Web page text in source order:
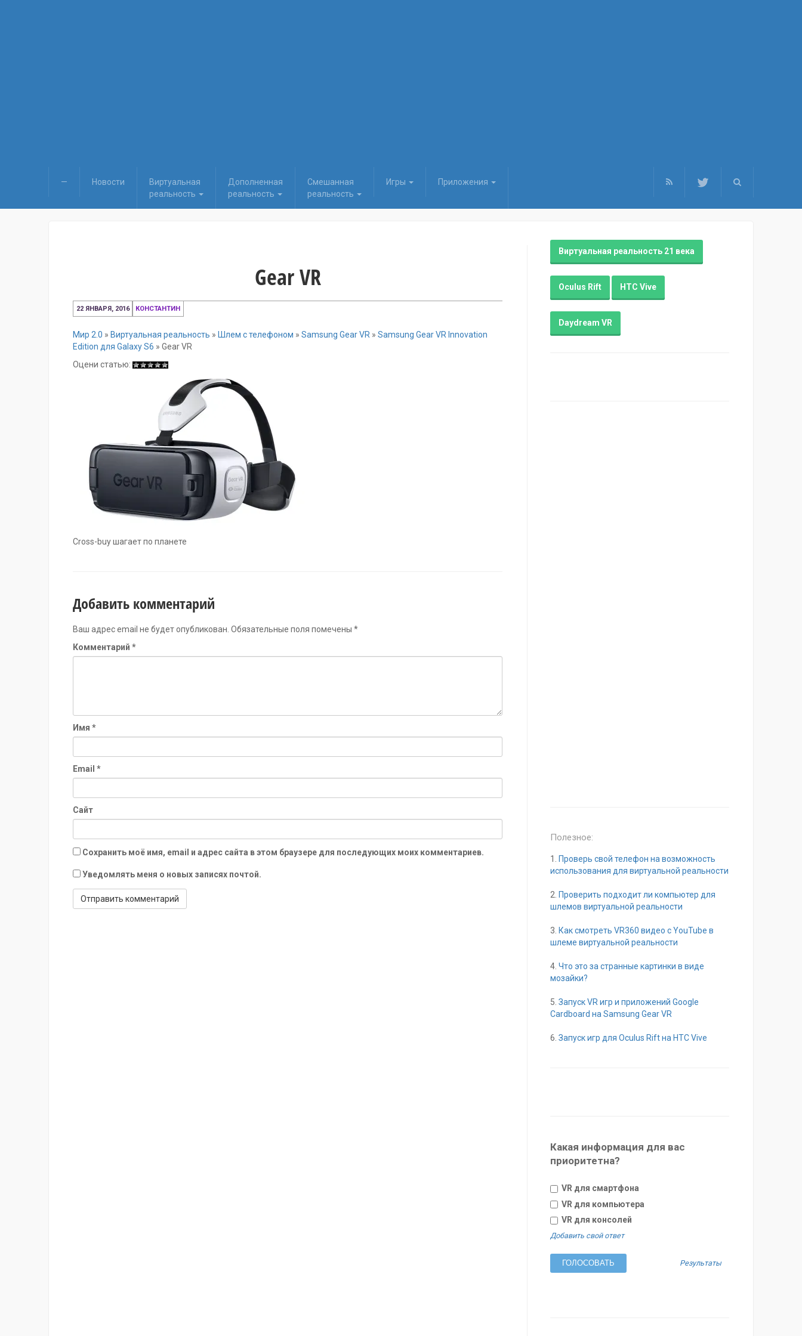
— Новости
Виртуальная
реальность
Дополненная
реальность
Смешанная
реальность
Игры Приложения
Gear VR
22 ЯНВАРЯ, 2016
23
декабря,
КОНСТАНТИН
Мир 2.0 » Виртуальная реальность » Шлем с телефоном » Samsung Gear VR » Samsung Gear VR Innovation
Edition для Galaxy S6 » Gear VR
Оцени статью:
Cross-buy шагает по планете
Добавить комментарий
Ваш адрес email не будет опубликован. Обязательные поля помечены *
Комментарий *
Имя *
Email *
Сайт
Сохранить моё имя, email и адрес сайта в этом браузере для последующих моих комментариев.
Уведомлять меня о новых записях почтой.
Виртуальная реальность 21 века
Oculus Rift HTC Vive
Daydream VR
Полезное:
1.
Проверь свой телефон на возможность
использования для виртуальной реальности
2. Проверить подходит ли компьютер для
шлемов виртуальной реальности
3. Как смотреть VR360 видео с YouTube в
шлеме виртуальной реальности
4. Что это за странные картинки в виде
мозайки?
5. Запуск VR игр и приложений Google
Cardboard на Samsung Gear VR
6. Запуск игр для Oculus Rift на HTC Vive
Какая информация для вас
приоритетна?
VR для смартфона
VR для компьютера
VR для консолей
Добавить свой ответ
Результаты